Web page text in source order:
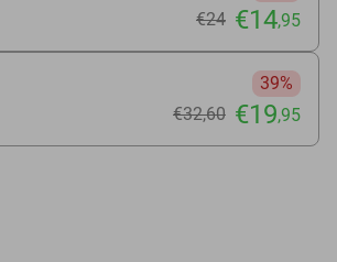
€24 €14,95
39%
€32,60 €19,95